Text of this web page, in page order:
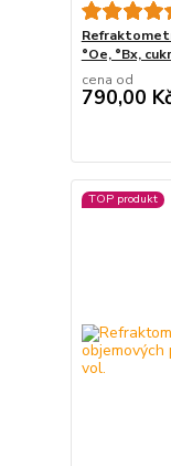
Refraktometr
°Oe, °Bx,
cena od
790,00
TOP produkt